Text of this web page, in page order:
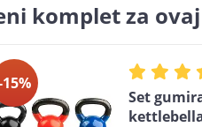
komplet za
Set